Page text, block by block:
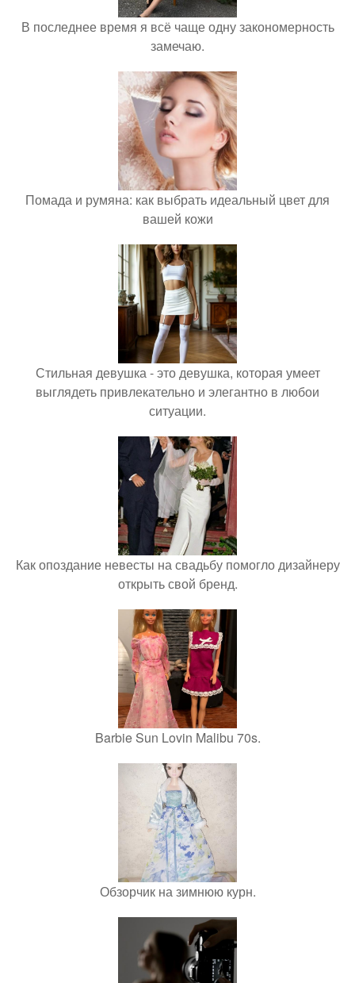
В последнее время я всё чаще одну закономерность
замечаю.
Помада и румяна: как выбрать идеальный цвет для
вашей кожи
Стильная девушка - это девушка, которая умеет
выглядеть привлекательно и элегантно в любои
ситуации.
Как опоздание невесты на свадьбу помогло дизайнеру
открыть свой бренд.
Barbie Sun Lovin Malibu 70s.
Обзорчик на зимнюю курн.